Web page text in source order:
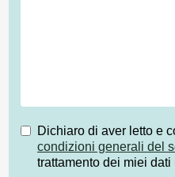
Dichiaro di aver letto e
condizioni generali del
trattamento dei miei dati